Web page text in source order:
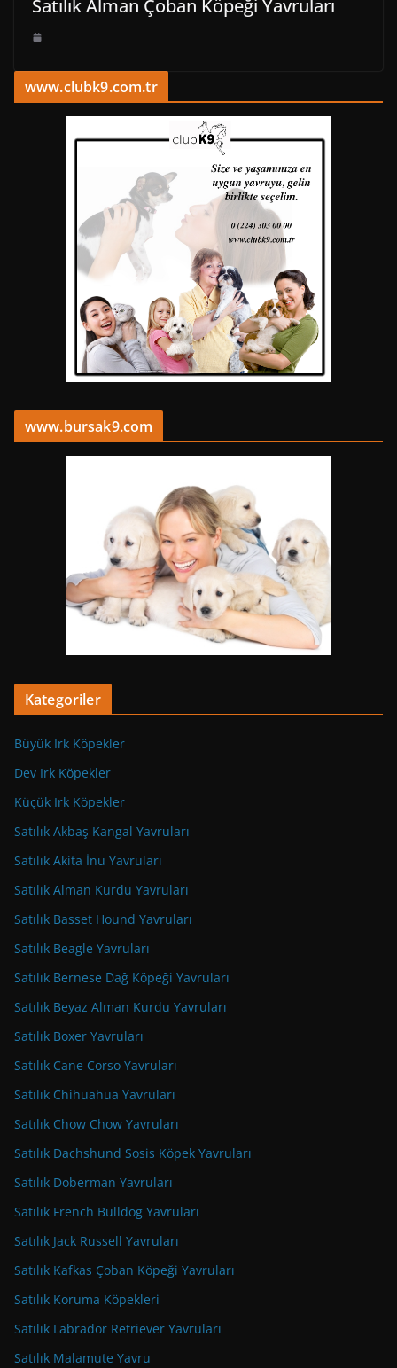
Satılık Alman Çoban Köpeği Yavruları
www.clubk9.com.tr
www.bursak9.com
Kategoriler
Büyük Irk Köpekler
Dev Irk Köpekler
Küçük Irk Köpekler
Satılık Akbaş Kangal Yavruları
Satılık Akita İnu Yavruları
Satılık Alman Kurdu Yavruları
Satılık Basset Hound Yavruları
Satılık Beagle Yavruları
Satılık Bernese Dağ Köpeği Yavruları
Satılık Beyaz Alman Kurdu Yavruları
Satılık Boxer Yavruları
Satılık Cane Corso Yavruları
Satılık Chihuahua Yavruları
Satılık Chow Chow Yavruları
Satılık Dachshund Sosis Köpek Yavruları
Satılık Doberman Yavruları
Satılık French Bulldog Yavruları
Satılık Jack Russell Yavruları
Satılık Kafkas Çoban Köpeği Yavruları
Satılık Koruma Köpekleri
Satılık Labrador Retriever Yavruları
Satılık Malamute Yavru